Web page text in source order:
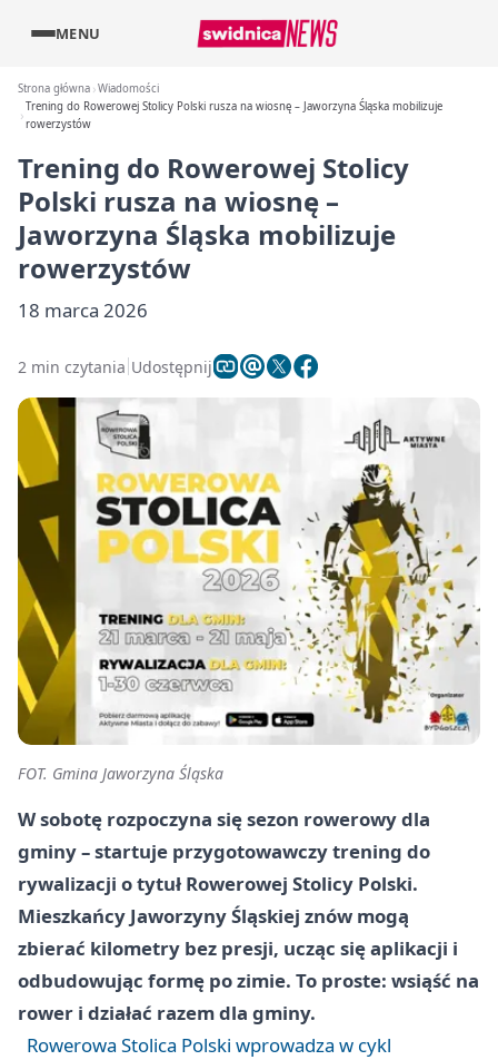
MENU
Strona główna Wiadomości
Trening do Rowerowej Stolicy Polski rusza na wiosnę – Jaworzyna Śląska mobilizuje
rowerzystów
Trening do Rowerowej Stolicy
Polski rusza na wiosnę –
Jaworzyna Śląska mobilizuje
rowerzystów
18 marca 2026
2 min czytania Udostępnij
FOT. Gmina Jaworzyna Śląska
W sobotę rozpoczyna się sezon rowerowy dla
gminy – startuje przygotowawczy trening do
rywalizacji o tytuł Rowerowej Stolicy Polski.
Mieszkańcy Jaworzyny Śląskiej znów mogą
zbierać kilometry bez presji, ucząc się aplikacji i
odbudowując formę po zimie. To proste: wsiąść na
rower i działać razem dla gminy.
Rowerowa Stolica Polski wprowadza w cykl